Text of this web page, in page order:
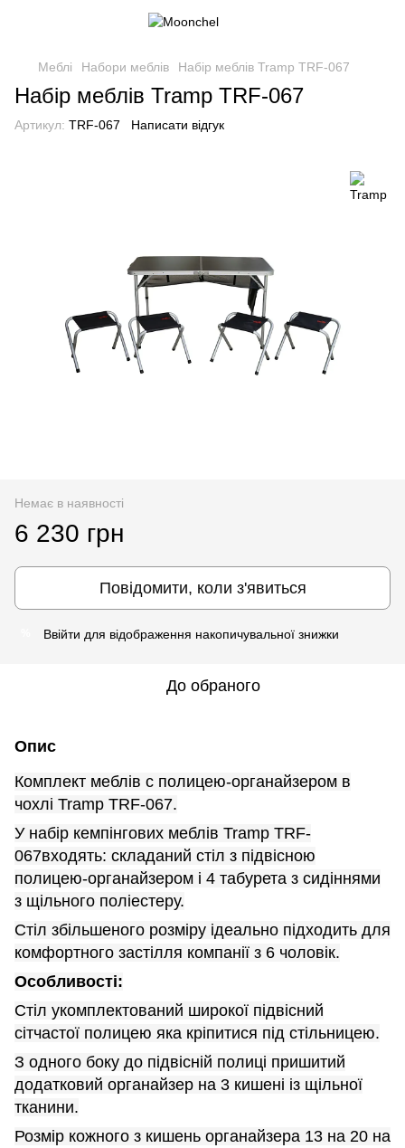
Меблі Набори меблів Набір меблів Tramp TRF-067
Набір меблів Tramp TRF-067
Артикул: TRF-067 Написати відгук
Немає в наявності
6 230 грн
Повідомити, коли з'явиться
Ввійти для відображення накопичувальної знижки
До обраного
Опис
Комплект меблів c полицею-органайзером в
чохлі Tramp TRF-067.
У набір кемпінгових меблів Tramp TRF-
067входять: складаний стіл з підвісною
полицею-органайзером і 4 табурета з сидіннями
з щільного поліестеру.
Стіл збільшеного розміру ідеально підходить для
комфортного застілля компанії з 6 чоловік.
Особливості:
Стіл укомплектований широкої підвісний
сітчастої полицею яка кріпитися під стільницею.
З одного боку до підвісній полиці пришитий
додатковий органайзер на 3 кишені із щільної
тканини.
Розмір кожного з кишень органайзера 13 на 20 на